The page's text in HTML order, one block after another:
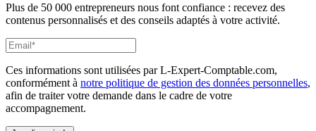
Plus de 50 000 entrepreneurs nous font confiance : recevez des
contenus personnalisés et des conseils adaptés à votre activité.
Ces informations sont utilisées par L-Expert-Comptable.com,
conformément à notre politique de gestion des données personnelles,
afin de traiter votre demande dans le cadre de votre
accompagnement.